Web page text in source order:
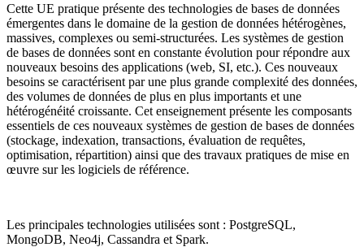
Cette UE pratique présente des technologies de bases de données
émergentes dans le domaine de la gestion de données hétérogènes,
massives, complexes ou semi-structurées. Les systèmes de gestion
de bases de données sont en constante évolution pour répondre aux
nouveaux besoins des applications (web, SI, etc.). Ces nouveaux
besoins se caractérisent par une plus grande complexité des données,
des volumes de données de plus en plus importants et une
hétérogénéité croissante. Cet enseignement présente les composants
essentiels de ces nouveaux systèmes de gestion de bases de données
(stockage, indexation, transactions, évaluation de requêtes,
optimisation, répartition) ainsi que des travaux pratiques de mise en
œuvre sur les logiciels de référence.
Les principales technologies utilisées sont : PostgreSQL,
MongoDB, Neo4j, Cassandra et Spark.